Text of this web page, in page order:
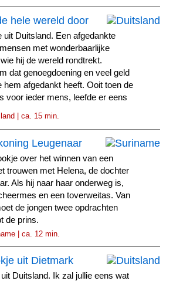
hele wereld door
uit Duitsland. Een afgedankte
met wonderbaarlijke
hij de wereld rondtrekt.
dat genoegdoening en veel geld
hem afgedankt heeft. Ooit toen de
voor ieder mens, leefde er eens
| ca. 15 min.
Leugenaar
over het winnen van een
trouwen met Helena, de dochter
Als hij naar haar onderweg is,
en een toverweitas. Van
de jongen twee opdrachten
de prins.
| ca. 12 min.
uit Dietmark
Duitsland. Ik zal jullie eens wat